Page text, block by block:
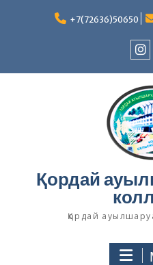
+7(72636)50650
Қордай
Қордай